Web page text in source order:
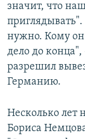
значит, что
приглядывать".
нужно. Кому
дело до конца",
разрешил
Германию.
Несколько лет
Бориса